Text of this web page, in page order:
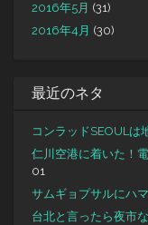
2016年5月 (31)
2016年4月 (30)
最近のネタ
コンラッドSEOULは
仁川空港に着いた！
01
サムギョプサルにハ
台北と言ったら夜市